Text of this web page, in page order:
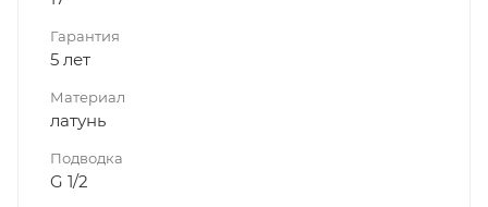
Гарантия
5 лет
Материал
латунь
Подводка
G 1/2